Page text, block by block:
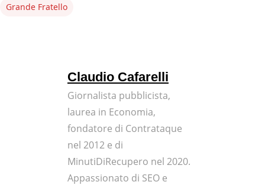
Grande Fratello
Claudio Cafarelli
Giornalista pubblicista,
laurea in Economia,
fondatore di Contrataque
nel 2012 e di
MinutiDiRecupero nel 2020.
Appassionato di SEO e